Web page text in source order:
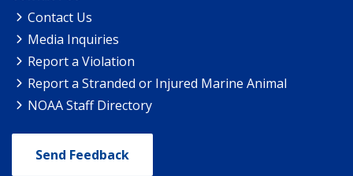
Contact Us
Media Inquiries
Report a Violation
Report a Stranded or Injured Marine Animal
NOAA Staff Directory
Send Feedback